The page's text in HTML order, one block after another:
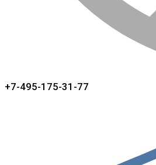
+7-495-175-31-77